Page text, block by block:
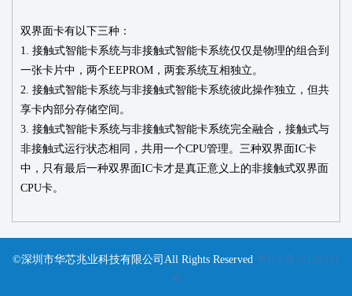
双界面卡有以下三种：
1. 接触式智能卡系统与非接触式智能卡系统仅仅是物理的组合到
一张卡片中，两个EEPROM ，两套系统互相独立。
2. 接触式智能卡系统与非接触式智能卡系统彼此操作独立，但共
享卡内部分存储空间。
3. 接触式智能卡系统与非接触式智能卡系统完全融合，接触式与
非接触式运行状态相同，共用一个CPU管理。三种双界面IC卡
中，只有最后一种双界面IC卡才是真正意义上的非接触式双界面
CPU卡。
©深圳市华芯兆业科技有限公司All Rights Reserved 粤ICP备19128421
号